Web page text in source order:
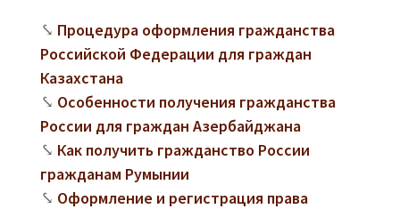
Процедура оформления гражданства
Российской Федерации для граждан
Казахстана
Особенности получения гражданства
России для граждан Азербайджана
Как получить гражданство России
гражданам Румынии
Оформление и регистрация права